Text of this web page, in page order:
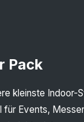
Pack
kleinste Indoor-
für Events,